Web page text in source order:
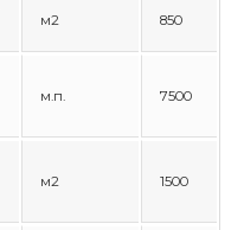
м2 850
м.п. 7500
м2 1500